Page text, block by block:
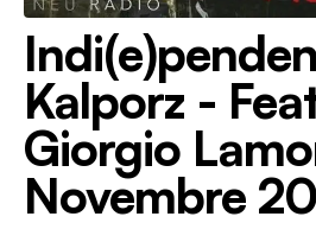
Kalporz -
Giorgio
Novembre